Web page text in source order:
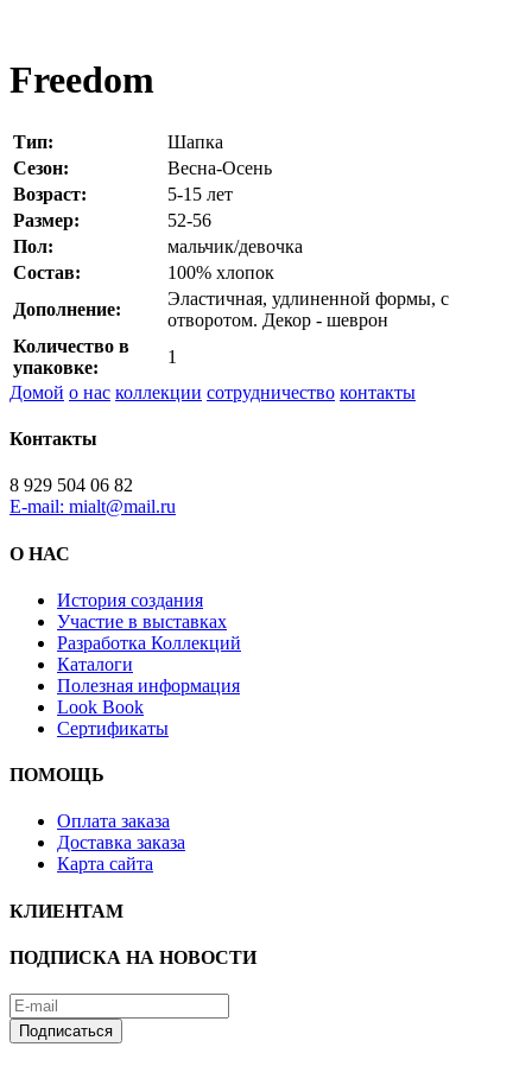
Freedom
Тип:
Шапка
Сезон:
Весна-Осень
Возраст:
5-15 лет
Размер:
52-56
Пол:
мальчик/девочка
Состав:
100% хлопок
Дополнение:
Эластичная, удлиненной формы, с
отворотом. Декор - шеврон
Количество в
упаковке:
1
Домой о нас коллекции сотрудничество контакты
Контакты
8 929 504 06 82
E-mail: mialt@mail.ru
О НАС
История создания
Участие в выставках
Разработка Коллекций
Каталоги
Полезная информация
Look Book
Сертификаты
ПОМОЩЬ
Оплата заказа
Доставка заказа
Карта сайта
КЛИЕНТАМ
ПОДПИСКА НА НОВОСТИ